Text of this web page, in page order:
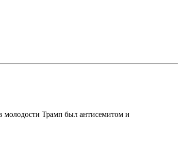
молодости Трамп был антисемитом и